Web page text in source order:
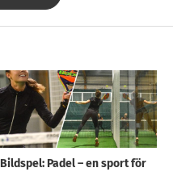
Bildspel: Padel – en sport för